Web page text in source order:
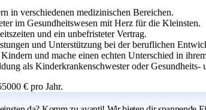
in verschiedenen medizinischen Bereichen.
im Gesundheitswesen mit Herz für die Kleinsten.
und ein unbefristeter Vertrag.
und Unterstützung bei der beruflichen
und mache einen echten Unterschied in
als Kinderkrankenschwester oder
€ pro Jahr.